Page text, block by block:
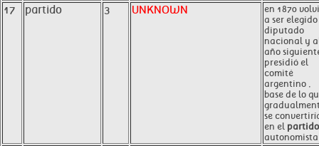
17 partido 3 UNKNOWN
en 1870
a ser elegido
diputado
nacional y
año
presidió el
comité
argentino ,
base de lo
se
en el partido